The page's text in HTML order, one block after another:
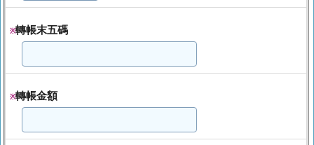
※轉帳末五碼
※轉帳金額